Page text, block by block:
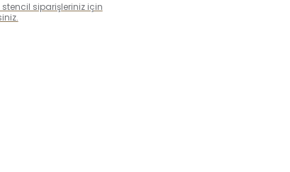
stencil siparişleriniz için